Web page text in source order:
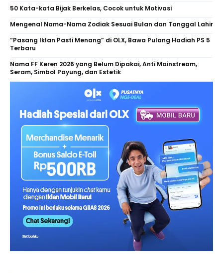
50 Kata-kata Bijak Berkelas, Cocok untuk Motivasi
Mengenal Nama-Nama Zodiak Sesuai Bulan dan Tanggal Lahir
“Pasang Iklan Pasti Menang” di OLX, Bawa Pulang Hadiah PS 5
Terbaru
Nama FF Keren 2026 yang Belum Dipakai, Anti Mainstream,
Seram, Simbol Payung, dan Estetik